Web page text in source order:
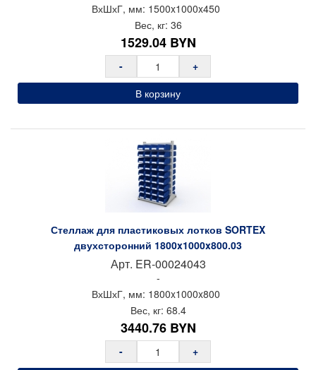
ВхШхГ, мм: 1500x1000x450
Вес, кг: 36
1529.04 BYN
-
+
В корзину
Стеллаж для пластиковых лотков SORTEX
двухсторонний 1800x1000x800.03
Арт. ER-00024043
-
ВхШхГ, мм: 1800x1000x800
Вес, кг: 68.4
3440.76 BYN
-
+